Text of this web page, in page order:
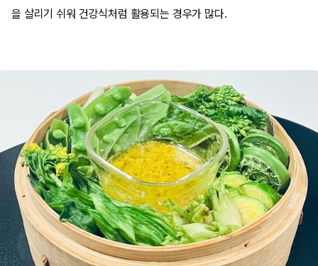
을 살리기 쉬워 건강식처럼 활용되는 경우가 많다.